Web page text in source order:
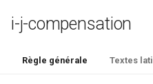
ei-j-compensation
Règle générale Textes